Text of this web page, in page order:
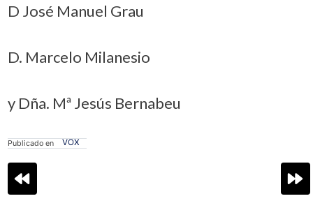
D José Manuel Grau
D. Marcelo Milanesio
y Dña. Mª Jesús Bernabeu
Publicado en VOX
Navegación
de